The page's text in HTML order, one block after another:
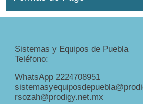
Sistemas y Equipos de Puebla
Teléfono:
WhatsApp 2224708951
rsozah@prodigy.net.mx